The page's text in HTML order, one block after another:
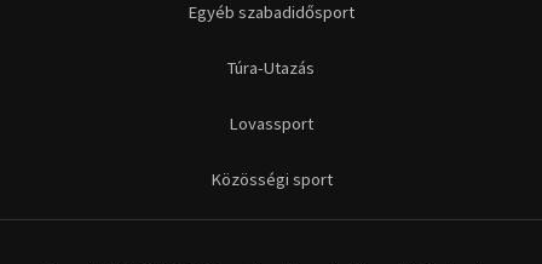
Egyéb szabadidősport
Túra-Utazás
Lovassport
Közösségi sport